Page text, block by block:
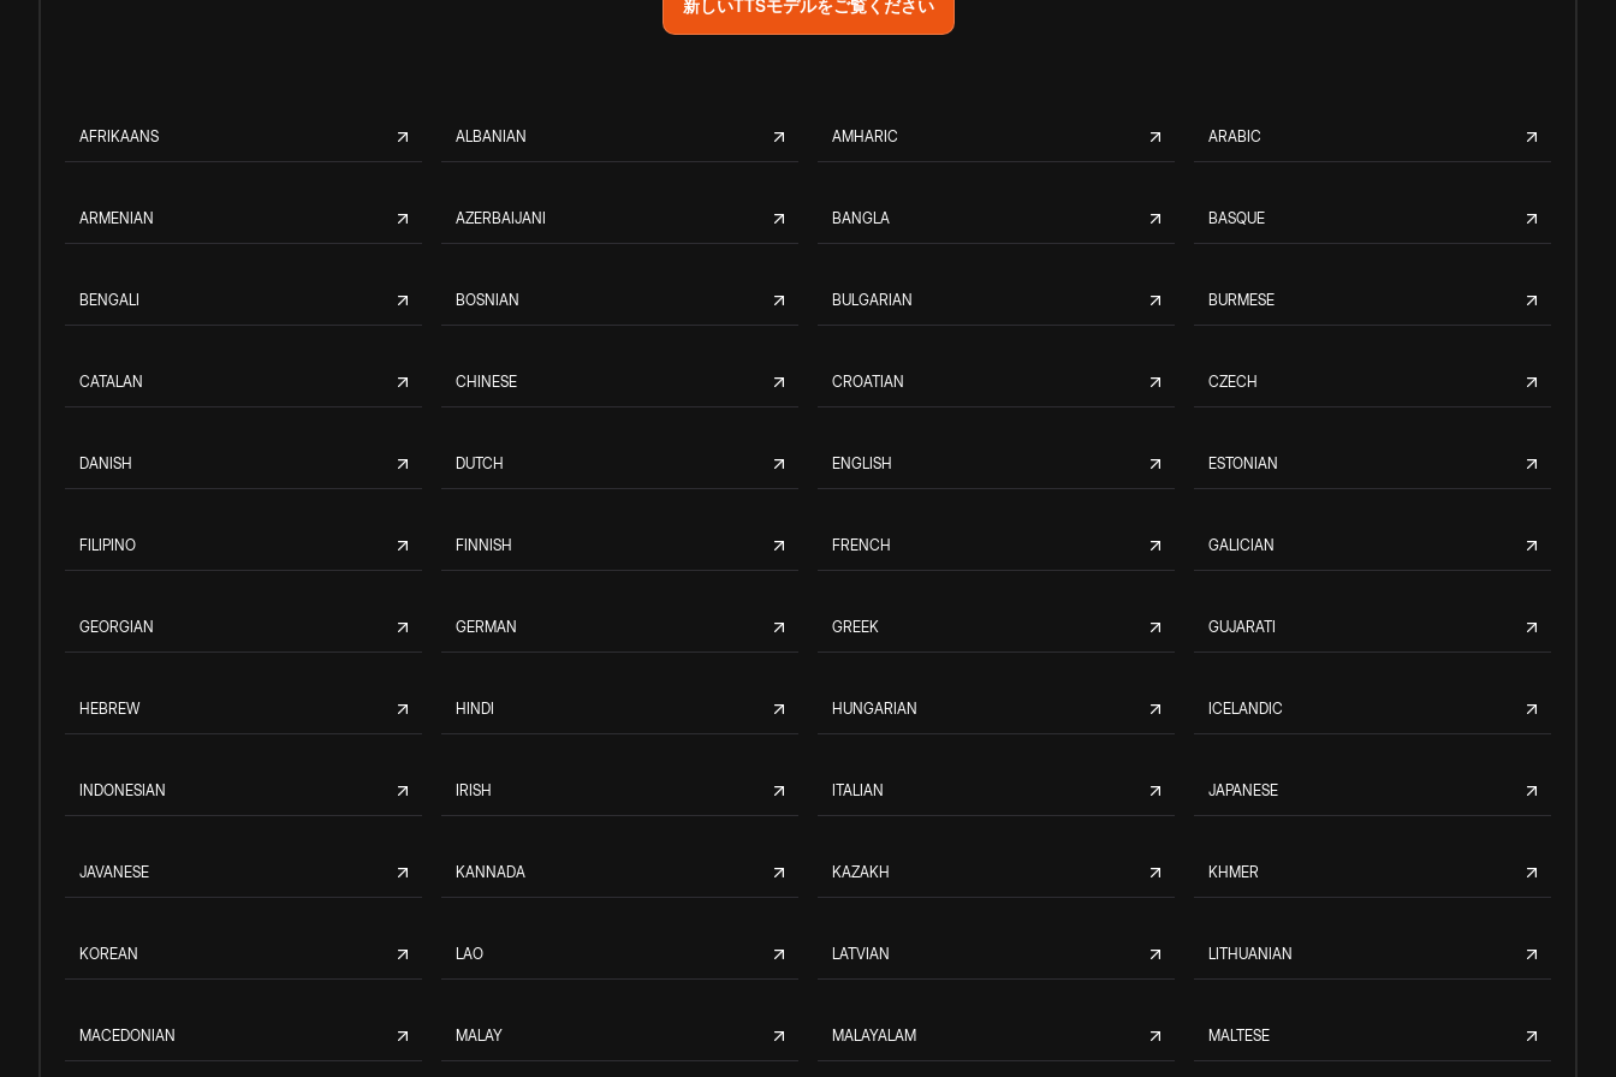
新しいTTSモデルをご覧ください
AFRIKAANS ALBANIAN AMHARIC ARABIC
ARMENIAN AZERBAIJANI BANGLA BASQUE
BENGALI BOSNIAN BULGARIAN BURMESE
CATALAN CHINESE CROATIAN CZECH
DANISH DUTCH ENGLISH ESTONIAN
FILIPINO FINNISH FRENCH GALICIAN
GEORGIAN GERMAN GREEK GUJARATI
HEBREW HINDI HUNGARIAN ICELANDIC
INDONESIAN IRISH ITALIAN JAPANESE
JAVANESE KANNADA KAZAKH KHMER
KOREAN LAO LATVIAN LITHUANIAN
MACEDONIAN MALAY MALAYALAM MALTESE